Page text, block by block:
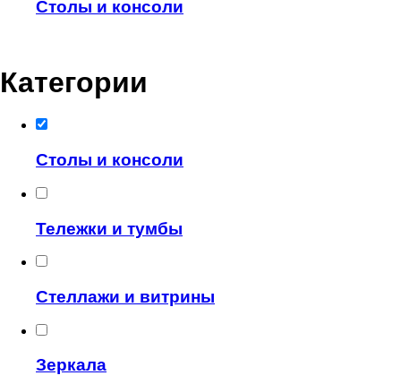
Столы и консоли
Категории
Столы и консоли
Тележки и тумбы
Стеллажи и витрины
Зеркала